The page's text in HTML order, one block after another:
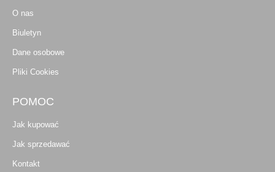
O nas
Biuletyn
Dane osobowe
Pliki Cookies
POMOC
Jak kupować
Jak sprzedawać
Kontakt